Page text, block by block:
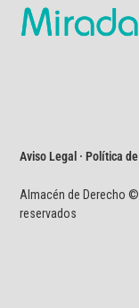
Aviso Legal · Política
Almacén de Derecho
reservados